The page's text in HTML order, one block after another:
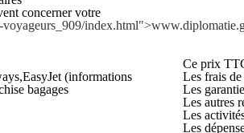
concerner votre
(informations
bagages
Ce prix
Les frais de
Les
Les autres
Les
Les